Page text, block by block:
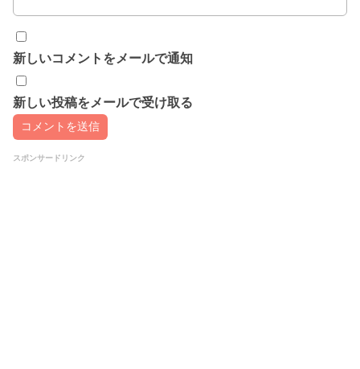
新しいコメントをメールで通知
新しい投稿をメールで受け取る
スポンサードリンク